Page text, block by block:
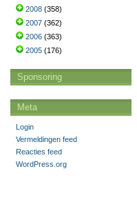
2008 (358)
2007 (362)
2006 (363)
2005 (176)
Sponsoring
Meta
Login
Vermeldingen feed
Reacties feed
WordPress.org